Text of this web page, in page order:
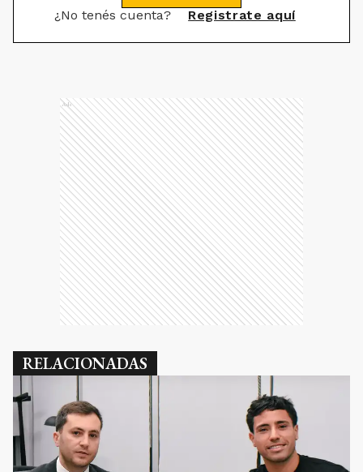
¿No tenés cuenta? Registrate aquí
Ads
RELACIONADAS